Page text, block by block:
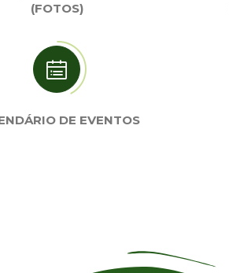
(FOTOS)
DE EVENTOS